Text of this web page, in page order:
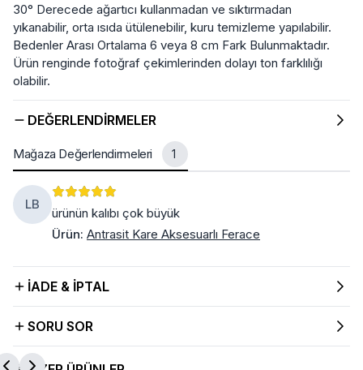
30° Derecede ağartıcı kullanmadan ve sıktırmadan
yıkanabilir, orta ısıda ütülenebilir, kuru temizleme yapılabilir.
Bedenler Arası Ortalama 6 veya 8 cm Fark Bulunmaktadır.
Ürün renginde fotoğraf çekimlerinden dolayı ton farklılığı
olabilir.
DEĞERLENDIRMELER
Mağaza Değerlendirmeleri 1
LB
ürünün kalıbı çok büyük
Ürün: Antrasit Kare Aksesuarlı Ferace
İADE & İPTAL
SORU SOR